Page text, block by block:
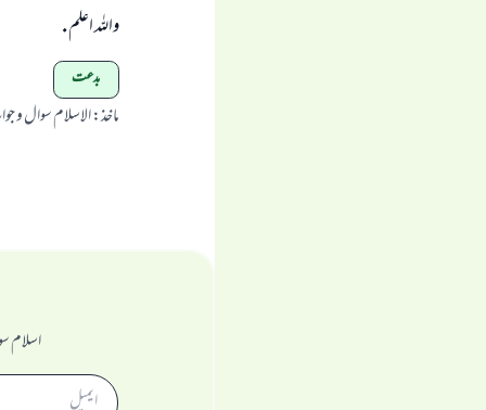
واللہ اعلم .
بدعت
ماخذ:الاسلام سوال و
اسلام